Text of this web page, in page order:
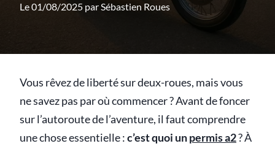
Le 01/08/2025 parSébastien Roues
Vous rêvez de liberté sur deux-roues, mais vous
ne savez pas par où commencer ? Avant de foncer
sur l’autoroute de l’aventure, il faut comprendre
une chose essentielle :c’est quoi unpermis a2? À